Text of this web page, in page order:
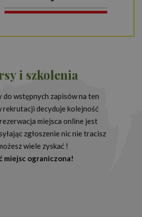
i szkolenia
do wstępnych zapisów na ten
rekrutacji decyduje kolejność
miejsca online jest
zgłoszenie nic nie tracisz
wiele zyskać !
miejsc ograniczona!